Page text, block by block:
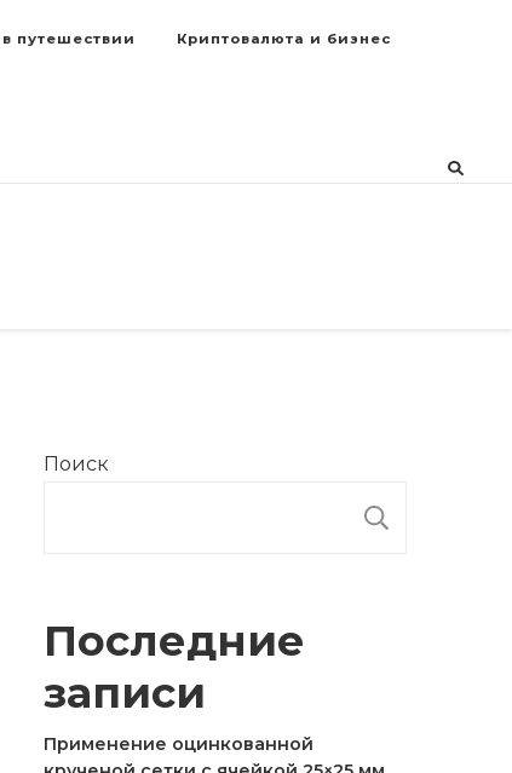
путешествии Криптовалюта и бизнес
Поиск
Последние
записи
Применение оцинкованной